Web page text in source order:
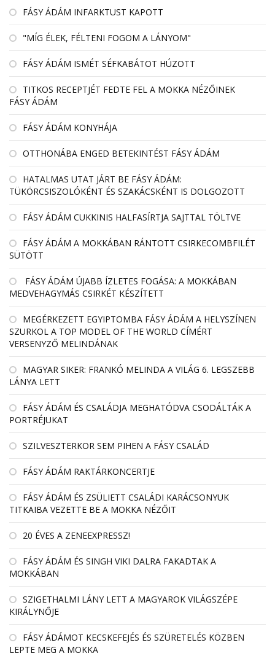
FÁSY ÁDÁM INFARKTUST KAPOTT
"MÍG ÉLEK, FÉLTENI FOGOM A LÁNYOM"
FÁSY ÁDÁM ISMÉT SÉFKABÁTOT HÚZOTT
TITKOS RECEPTJÉT FEDTE FEL A MOKKA NÉZŐINEK
FÁSY ÁDÁM
FÁSY ÁDÁM KONYHÁJA
OTTHONÁBA ENGED BETEKINTÉST FÁSY ÁDÁM
HATALMAS UTAT JÁRT BE FÁSY ÁDÁM:
TÜKÖRCSISZOLÓKÉNT ÉS SZAKÁCSKÉNT IS DOLGOZOTT
FÁSY ÁDÁM CUKKINIS HALFASÍRTJA SAJTTAL TÖLTVE
FÁSY ÁDÁM A MOKKÁBAN RÁNTOTT CSIRKECOMBFILÉT
SÜTÖTT
FÁSY ÁDÁM ÚJABB ÍZLETES FOGÁSA: A MOKKÁBAN
MEDVEHAGYMÁS CSIRKÉT KÉSZÍTETT
MEGÉRKEZETT EGYIPTOMBA FÁSY ÁDÁM A HELYSZÍNEN
SZURKOL A TOP MODEL OF THE WORLD CÍMÉRT
VERSENYZŐ MELINDÁNAK
MAGYAR SIKER: FRANKÓ MELINDA A VILÁG 6. LEGSZEBB
LÁNYA LETT
FÁSY ÁDÁM ÉS CSALÁDJA MEGHATÓDVA CSODÁLTÁK A
PORTRÉJUKAT
SZILVESZTERKOR SEM PIHEN A FÁSY CSALÁD
FÁSY ÁDÁM RAKTÁRKONCERTJE
FÁSY ÁDÁM ÉS ZSÜLIETT CSALÁDI KARÁCSONYUK
TITKAIBA VEZETTE BE A MOKKA NÉZŐIT
20 ÉVES A ZENEEXPRESSZ!
FÁSY ÁDÁM ÉS SINGH VIKI DALRA FAKADTAK A
MOKKÁBAN
SZIGETHALMI LÁNY LETT A MAGYAROK VILÁGSZÉPE
KIRÁLYNŐJE
FÁSY ÁDÁMOT KECSKEFEJÉS ÉS SZÜRETELÉS KÖZBEN
LEPTE MEG A MOKKA